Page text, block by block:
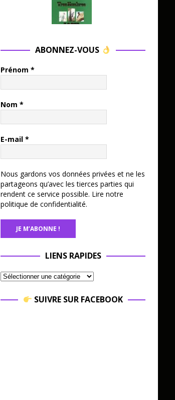
ABONNEZ-VOUS
Prénom *
Nom *
E-mail *
Nous gardons vos données privées et ne les
partageons qu’avec les tierces parties qui
rendent ce service possible. Lire notre
politique de confidentialité.
LIENS RAPIDES
SUIVRE SUR FACEBOOK